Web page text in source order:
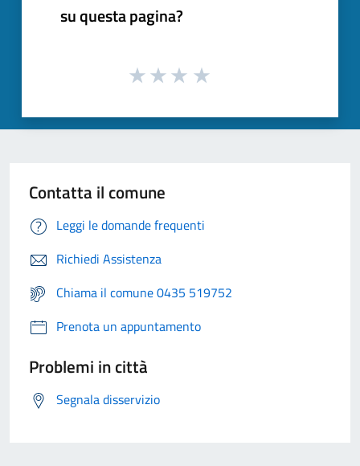
su questa pagina?
Contatta il comune
Leggi le domande frequenti
Richiedi Assistenza
Chiama il comune 0435 519752
Prenota un appuntamento
Problemi in città
Segnala disservizio